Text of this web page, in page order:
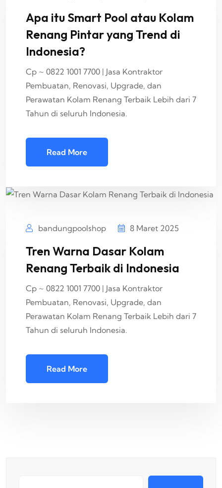
Apa itu Smart Pool atau Kolam
Renang Pintar yang Trend di
Indonesia?
Cp ~ 0822 1001 7700 | Jasa Kontraktor
Pembuatan, Renovasi, Upgrade, dan
Perawatan Kolam Renang Terbaik Lebih dari 7
Tahun di seluruh Indonesia.
Read More
bandungpoolshop 8 Maret 2025
Tren Warna Dasar Kolam
Renang Terbaik di Indonesia
Cp ~ 0822 1001 7700 | Jasa Kontraktor
Pembuatan, Renovasi, Upgrade, dan
Perawatan Kolam Renang Terbaik Lebih dari 7
Tahun di seluruh Indonesia.
Read More